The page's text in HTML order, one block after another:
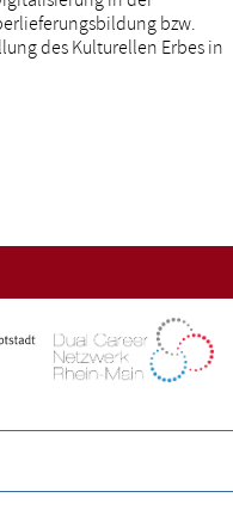
bzw.
des Kulturellen Erbes in